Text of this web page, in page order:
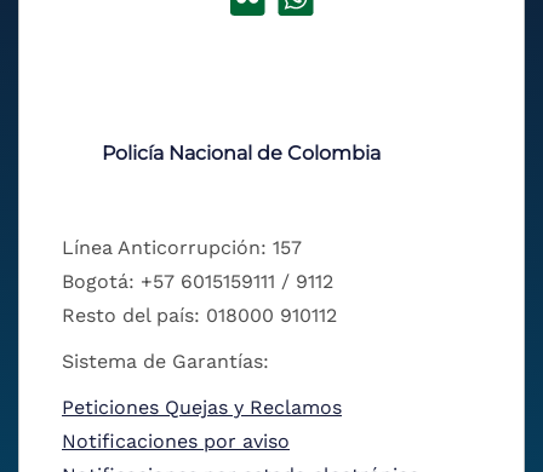
Policía Nacional de Colombia
Línea Anticorrupción: 157
Bogotá: +57 6015159111 / 9112
Resto del país: 018000 910112
Sistema de Garantías:
Peticiones Quejas y Reclamos
Notificaciones por aviso